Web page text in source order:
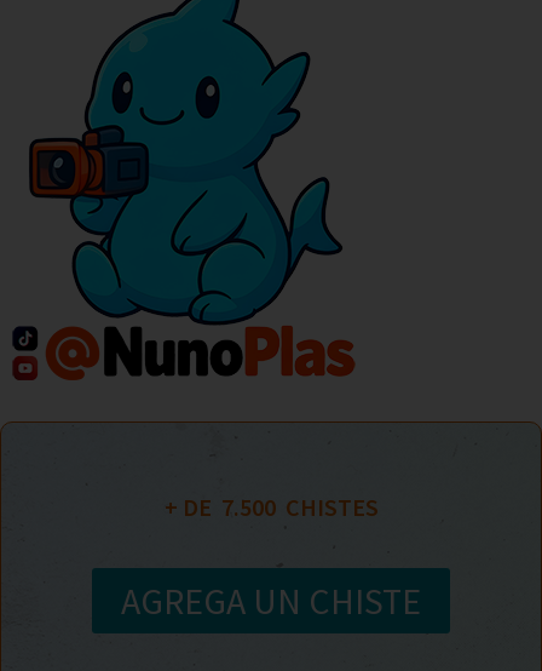
+ DE 7.500
  CHISTES
AGREGA UN CHISTE